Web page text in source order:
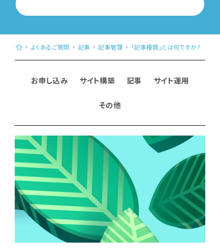
WEBサイト構築CMS「Clipkit®（クリップキット）」｜日本発、クラウド型（
よくあるご質問 記事 記事管理 「記事種類」とは何ですか？
お申し込み サイト構築 記事 サイト運用
その他